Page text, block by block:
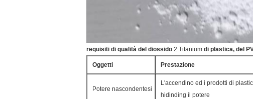
requisiti di qualità del diossido 2.Titanium di plastica, del
Oggetti Prestazione
Potere nascondentesi
L'accendino ed i prodotti di
hidinding il potere